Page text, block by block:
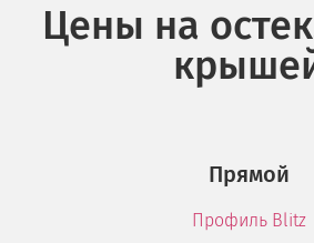
Цены на
Прямой
Профиль Blitz